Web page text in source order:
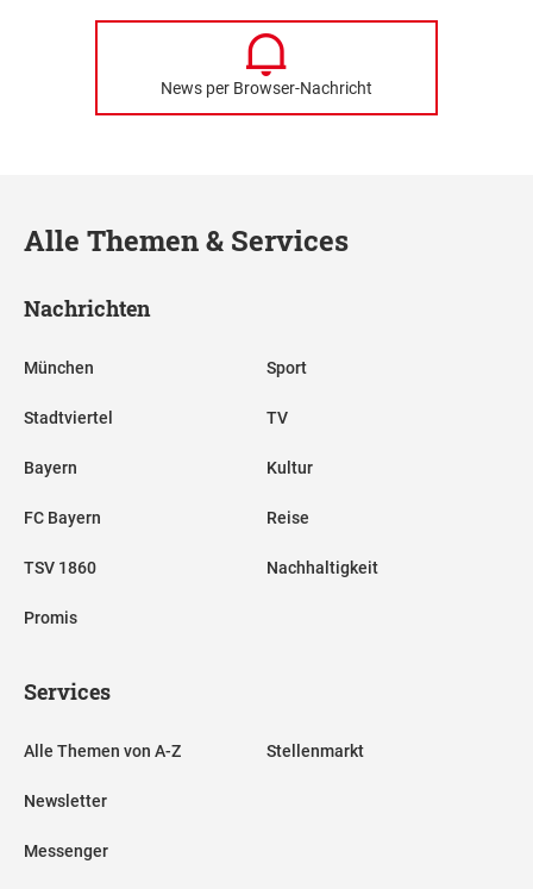
News per Browser-Nachricht
Alle Themen & Services
Nachrichten
München
Stadtviertel
Bayern
FC Bayern
TSV 1860
Promis
Sport
TV
Kultur
Reise
Nachhaltigkeit
Services
Alle Themen von A-Z
Newsletter
Messenger
Stellenmarkt